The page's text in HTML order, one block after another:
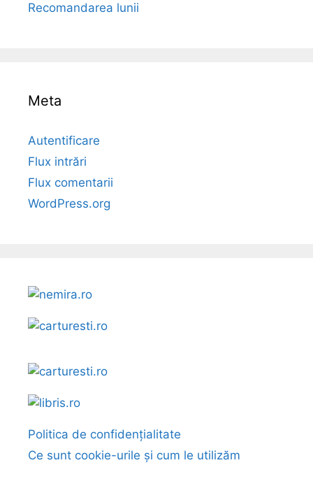
Recomandarea lunii
Meta
Autentificare
Flux intrări
Flux comentarii
WordPress.org
Politica de confidențialitate
Ce sunt cookie-urile și cum le utilizăm